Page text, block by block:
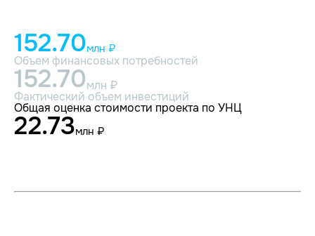
152.70млн ₽
Объем финансовых потребностей
152.70млн ₽
Фактический объем инвестиций
Общая оценка стоимости проекта по УНЦ
22.73млн ₽